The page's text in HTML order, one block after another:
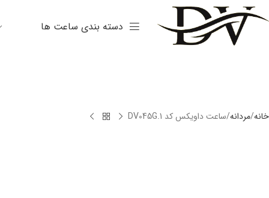
دسته بندی ساعت ها
خانه مردانه ساعت داویکس کد DV045G.1